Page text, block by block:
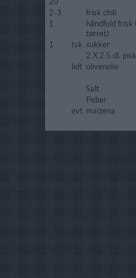
2-3
frisk chili
1
håndfuld frisk
tørret)
1
tsk. sukker
2 X 2.5 dl.
lidt olivenolie
Salt
Peber
evt. maizena